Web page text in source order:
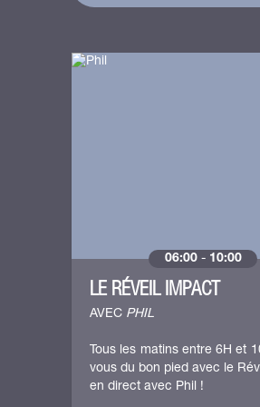
06:00- 10:00
LE RÉVEIL IMPACT
AVEC PHIL
Tous les matins entre 6H et
vous du bon pied avec le
en direct avec Phil !